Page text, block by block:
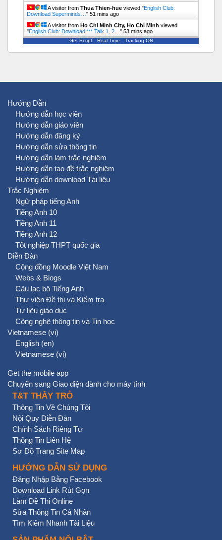
A visitor from Thua Thien-hue viewed "English Club:
Download Superminds… " 51 mins ago
A visitor from Ho Chi Minh City, Ho Chi Minh viewed
"English Club: Download *** Talk 1, 2… " 53 mins ago
Get Script Real Time Tracking ON
Hướng Dẫn
Hướng dẫn học viên
Hướng dẫn giáo viên
Hướng dẫn đăng ký
Hướng dẫn sửa thông tin
Hướng dẫn làm trắc nghiệm
Hướng dẫn tạo đề trắc nghiệm
Hướng dẫn download Tài liệu
Trắc Nghiệm
Ngữ pháp tiếng Anh
Tiếng Anh 10
Tiếng Anh 11
Tiếng Anh 12
Tốt nghiệp THPT quốc gia
Diễn Đàn
Cộng đồng Moodle Việt Nam
Webs & Blogs
Câu lạc bộ Tiếng Anh
Thư viện Đề thi và Kiểm tra
Tư liệu giáo dục
Công nghệ thông tin và Tin học
Vietnamese ‎(vi)‎
English ‎(en)‎
Vietnamese ‎(vi)‎
Get the mobile app
Chuyển sang Giao diện dành cho máy tính
T&T THẦY TRÒ
Thông Tin Về Chúng Tôi
Nội Quy Diễn Đàn
Chính Sách Riêng Tư
Thông Tin Liên Hệ
Sơ Đồ Trang Site Map
HƯỚNG DẪN SỬ DỤNG
Đăng Nhập Bằng Facebook
Download Link Rút Gọn
Làm Đề Thi Online
Sửa Thông Tin Cá Nhân
Tìm Kiếm Nhanh Tài Liệu